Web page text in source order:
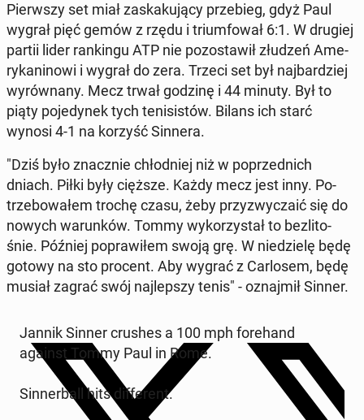
Pierw­szy set miał za­ska­ku­ją­cy prze­bieg, gdyż Paul
wygrał pięć gemów z rzędu i trium­fo­wał 6:1. W drugiej
partii lider ran­kin­gu ATP nie po­zo­sta­wił złudzeń Ame­
ry­ka­ni­no­wi i wygrał do zera. Trzeci set był naj­bar­dziej
wy­rów­na­ny. Mecz trwał godzinę i 44 minuty. Był to
piąty po­je­dy­nek tych te­ni­si­stów. Bilans ich starć
wynosi 4-1 na korzyść Sinnera.
"Dziś było znacz­nie chłod­niej niż w po­przed­nich
dniach. Piłki były cięższe. Każdy mecz jest inny. Po­
trze­bo­wa­łem trochę czasu, żeby przy­zwy­cza­ić się do
nowych wa­run­ków. Tommy wy­ko­rzy­stał to bez­li­to­
śnie. Później po­pra­wi­łem swoją grę. W nie­dzie­lę będę
gotowy na sto procent. Aby wygrać z Car­lo­sem, będę
musiał zagrać swój naj­lep­szy tenis" - oznaj­mił Sinner.
Jannik Sinner crushes a 100 mph fo­re­hand
against Tommy Paul in Rome.
Sin­ner­ball hits dif­fe­rent.